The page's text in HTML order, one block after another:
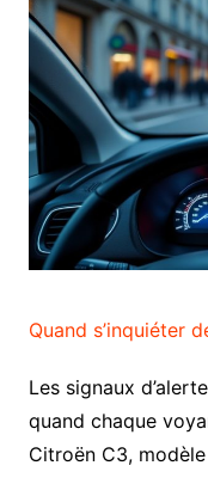
Quand s’inquiéter
Les signaux
quand chaque
Citroën C3,